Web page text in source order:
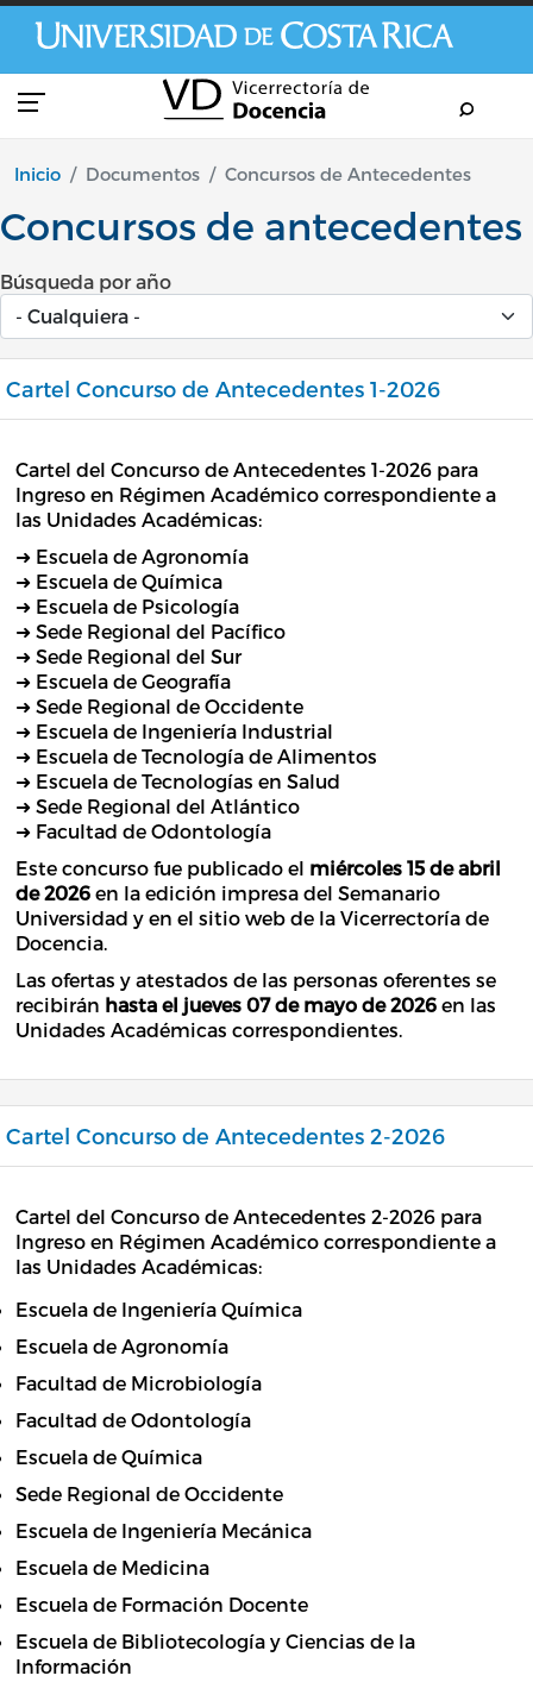
Pasar al contenido principal
Inicio Documentos Concursos de Antecedentes
Concursos de antecedentes
Búsqueda por año
Cartel Concurso de Antecedentes 1-2026
Cartel del Concurso de Antecedentes 1-2026 para
Ingreso en Régimen Académico correspondiente a
las Unidades Académicas:
➜ Escuela de Agronomía
➜ Escuela de Química
➜ Escuela de Psicología
➜ Sede Regional del Pacífico
➜ Sede Regional del Sur
➜ Escuela de Geografía
➜ Sede Regional de Occidente
➜ Escuela de Ingeniería Industrial
➜ Escuela de Tecnología de Alimentos
➜ Escuela de Tecnologías en Salud
➜ Sede Regional del Atlántico
➜ Facultad de Odontología
Este concurso fue publicado el miércoles 15 de abril
de 2026 en la edición impresa del Semanario
Universidad y en el sitio web de la Vicerrectoría de
Docencia.
Las ofertas y atestados de las personas oferentes se
recibirán hasta el jueves 07 de mayo de 2026 en las
Unidades Académicas correspondientes.
Cartel Concurso de Antecedentes 2-2026
Cartel del Concurso de Antecedentes 2-2026 para
Ingreso en Régimen Académico correspondiente a
las Unidades Académicas:
Escuela de Ingeniería Química
Escuela de Agronomía
Facultad de Microbiología
Facultad de Odontología
Escuela de Química
Sede Regional de Occidente
Escuela de Ingeniería Mecánica
Escuela de Medicina
Escuela de Formación Docente
Escuela de Bibliotecología y Ciencias de la
Información